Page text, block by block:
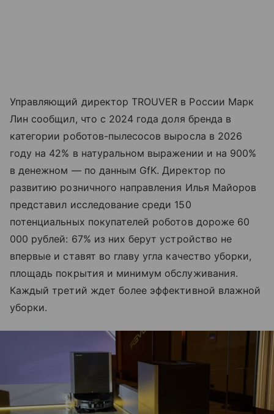
Управляющий директор TROUVER в России Марк
Лин сообщил, что с 2024 года доля бренда в
категории роботов-пылесосов выросла в 2026
году на 42% в натуральном выражении и на 900%
в денежном — по данным GfK. Директор по
развитию розничного направления Илья Майоров
представил исследование среди 150
потенциальных покупателей роботов дороже 60
000 рублей: 67% из них берут устройство не
впервые и ставят во главу угла качество уборки,
площадь покрытия и минимум обслуживания.
Каждый третий ждет более эффективной влажной
уборки.